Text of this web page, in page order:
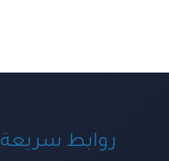
روابط سريعة